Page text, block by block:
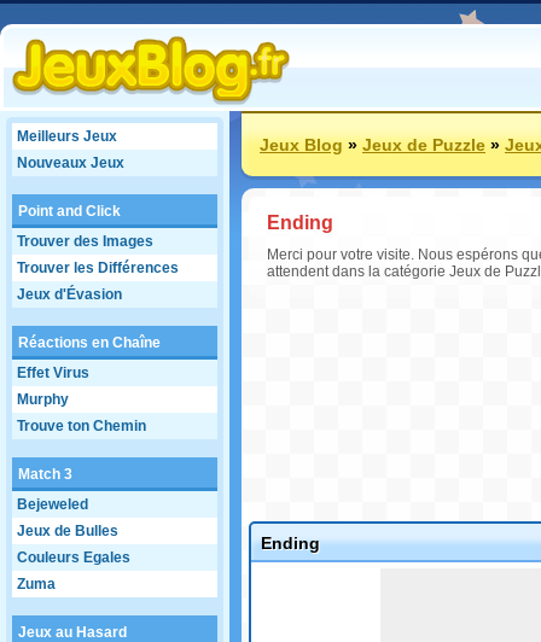
Meilleurs Jeux
Nouveaux Jeux
Point and Click
Trouver des Images
Trouver les Différences
Jeux d'Évasion
Réactions en Chaîne
Effet Virus
Murphy
Trouve ton Chemin
Match 3
Bejeweled
Jeux de Bulles
Couleurs Egales
Zuma
Jeux au Hasard
Jeux Blog»Jeux de Puzzle»
Ending
Merci pour votre visite. Nous espérons
attendent dans la catégorie Jeux de
Ending